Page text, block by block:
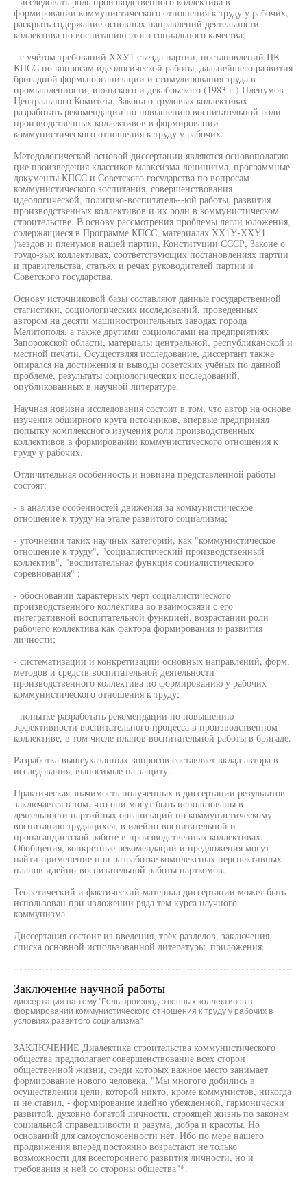
формировании коммунистического отношения к труду у рабочих,
раскрыть содержание основных направлений деятельности
коллектива по воспитанию этого социального качества;
- с учётом требований ХХУ1 съезда партии, постановлений ЦК
КПСС по вопросам идеологической работы, дальнейшего развития
бригадной формы организации и стимулирования труда в
промышленности, июньского и декабрьского (1983 г.) Пленумов
Центрального Комитета, Закона о трудовых коллективах
разработать рекомендации по повышению воспитательной роли
производственных коллективов в формировании
коммунистического отношения к труду у рабочих.
Методологической основой диссертации являются основополагаю-
цие произведения классиков марксизма-ленинизма, программные
документы КПСС и Советского государства по вопросам
коммунистического зоспитания, совершенствования
идеологической, полигико-воспитатель--юй работы, развития
производственных коллективов и их роли в коммунистическом
строительстве. В основу рассмотрения проблемы легли юложения,
содержащиеся в Программе КПСС, материалах ХХ1У-ХХУ1
)ъездов и пленумов нашей партии, Конституции СССР, Законе о
трудо-зых коллективах, соответствующих постановлениях партии
и правительства, статьях и речах руководителей партии и
Советского государства.
Основу источниковой базы составляют данные государственной
стагистики, социологических исследований, проведенных
автором на десяти машиностроительных заводах города
Мелитополя, а также другими социологами на предприятиях
Запорожской области, материалы центральной, республиканской и
местной печати. Осуществляя исследование, диссертант также
опирался на достижения и выводы советских учёных по данной
проблеме, результаты социологических исследований,
опубликованных в научной литературе.
Научная новизна исследования состоит в том, что автор на основе
изучения обширного круга источников, впервые предпринял
попытку комплексного изучения роли производственных
коллективов в формировании коммунистического отношения к
груду у рабочих.
Отличительная особенность и новизна представленной работы
состоят:
- в анализе особенностей движения за коммунистическое
отношение к труду на этапе развитого социализма;
- уточнении таких научных категорий, как "коммунистическое
отношение к труду", "социалистический производственный
коллектив", "воспитательная функция социалистического
соревнования" ;
- обосновании характерных черт социалистического
производственного коллектива во взаимосвязи с его
интегративной воспитательной функцией, возрастании роли
рабочего коллектива как фактора формирования и развития
личности;
- систематизации и конкретизации основных направлений, форм,
методов и средств воспитательной деятельности
производственного коллектива по формированию у рабочих
коммунистического отношения к труду;
- попытке разработать рекомендации по повышению
эффективности воспитательного процесса в производственном
коллективе, в том числе планов воспитательной работы в бригаде.
Разработка вышеуказанных вопросов составляет вклад автора в
исследования, выносимые на защиту.
Практическая значимость полученных в диссертации результатов
заключается в том, что они могут быть использованы в
деятельности партийных организаций по коммунистическому
воспитанию трудящихся, в идейно-воспитательной и
пропагандистской работе в производственных коллективах.
Обобщения, конкретные рекомендации и предложения могут
найти применение при разработке комплексных перспективных
планов идейно-воспитательной работы парткомов.
Теоретический и фактический материал диссертации может быть
использован при изложении ряда тем курса научного
коммунизма.
Диссертация состоит из введения, трёх разделов, заключения,
списка основной использованной литературы, приложения.
Заключение научной работы
диссертация на тему "Роль производственных коллективов в
формировании коммунистического отношения к труду у рабочих в
условиях развитого социализма"
ЗАКЛЮЧЕНИЕ Диалектика строительства коммунистического
общества предполагает совершенствование всех сторон
общественной жизни, среди которых важное место занимает
формирование нового человека. "Мы многого добились в
осуществлении цели, которой никто, кроме коммунистов, никогда
и не ставил, - формирование идейно убежденной, гармонически
развитой, духовно богатой личности, строящей жизнь по законам
социальной справедливости и разума, добра и красоты. Но
оснований для самоуспокоенности нет. Ибо по мере нашего
продвижения вперёд постоянно возрастают не только
возможности для всестороннего развития личности, но и
требования н ней со стороны общества"*.